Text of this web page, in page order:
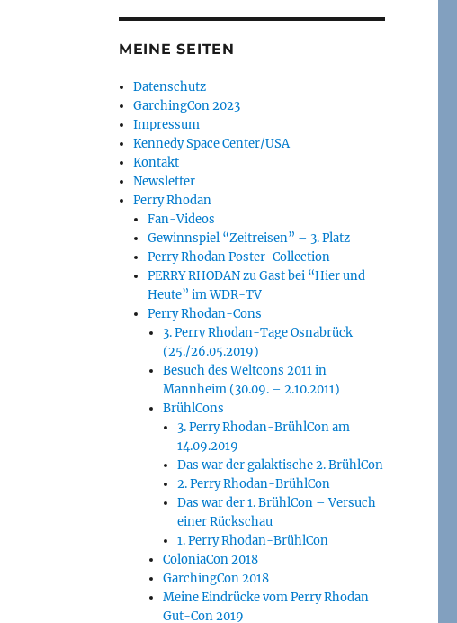
MEINE SEITEN
Datenschutz
GarchingCon 2023
Impressum
Kennedy Space Center/USA
Kontakt
Newsletter
Perry Rhodan
Fan-Videos
Gewinnspiel “Zeitreisen” – 3. Platz
Perry Rhodan Poster-Collection
PERRY RHODAN zu Gast bei “Hier und
Heute” im WDR-TV
Perry Rhodan-Cons
3. Perry Rhodan-Tage Osnabrück
(25./26.05.2019)
Besuch des Weltcons 2011 in
Mannheim (30.09. – 2.10.2011)
BrühlCons
3. Perry Rhodan-BrühlCon am
14.09.2019
Das war der galaktische 2. BrühlCon
2. Perry Rhodan-BrühlCon
Das war der 1. BrühlCon – Versuch
einer Rückschau
1. Perry Rhodan-BrühlCon
ColoniaCon 2018
GarchingCon 2018
Meine Eindrücke vom Perry Rhodan
Gut-Con 2019